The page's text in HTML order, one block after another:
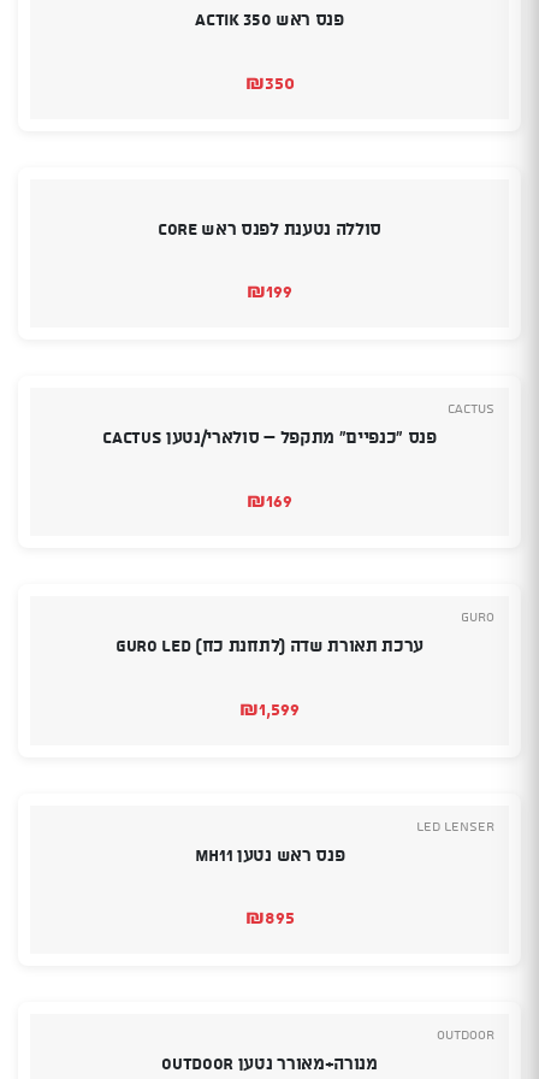
פנס ראש Actik 350
₪350
סוללה נטענת לפנס ראש CORE
₪199
Cactus
פנס "כנפיים" מתקפל – סולארי/נטען Cactus
₪169
Guro
ערכת תאורת שדה (לתחנת כח) GURO LED
₪1,599
Led Lenser
פנס ראש נטען MH11
₪895
Outdoor
מנורה+מאורר נטען OUTDOOR